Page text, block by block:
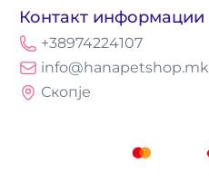
Контакт информации
+38974224107
info@hanapetshop.mk
Скопје